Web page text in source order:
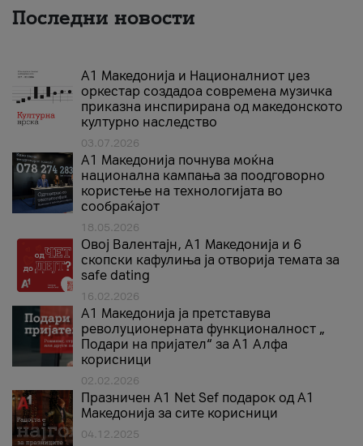
Последни новости
А1 Македонија и Националниот џез
оркестар создадоа современа музичка
приказна инспирирана од македонското
културно наследство
03.07.2026
A1 Македонија почнува моќна
национална кампања за поодговорно
користење на технологијата во
сообраќајот
18.05.2026
Овој Валентајн, A1 Македонија и 6
скопски кафулиња ја отворија темата за
safe dating
16.02.2026
А1 Македонија ја претставува
револуционерната функционалност „
Подари на пријател“ за А1 Алфа
корисници
02.02.2026
Празничен A1 Net Sеf подарок од А1
Македонија за сите корисници
04.12.2025